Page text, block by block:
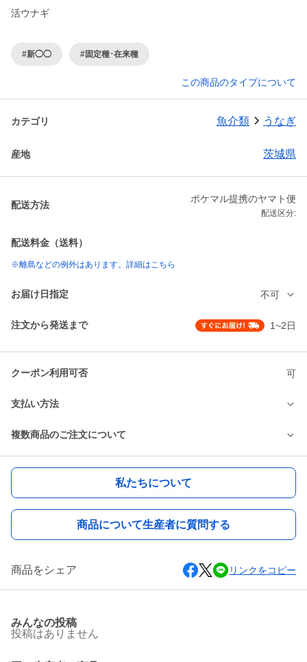
活ウナギ
#新◯◯ #固定種･在来種
この商品のタイプについて
カテゴリ 魚介類 うなぎ
産地 茨城県
配送方法
ポケマル提携のヤマト便
配送区分:
配送料金（送料）
※離島などの例外はあります。詳細はこちら
お届け日指定 不可
注文から発送まで 1~2日
クーポン利用可否 可
支払い方法
複数商品のご注文について
私たちについて
商品について生産者に質問する
商品をシェア リンクをコピー
みんなの投稿
投稿はありません